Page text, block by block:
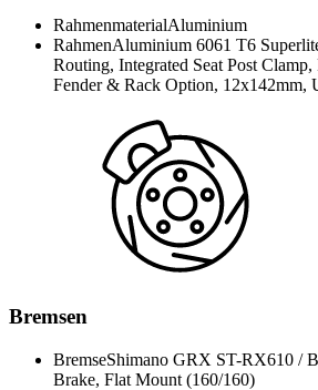
RahmenmaterialAluminium
RahmenAluminium 6061 T6
Routing, Integrated Seat Post
Fender & Rack Option,
Bremsen
BremseShimano GRX ST-RX610 /
Brake, Flat Mount (160/160)